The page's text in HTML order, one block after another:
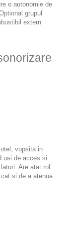
o autonomie de
grupul
extern
vopsita in
usi de acces si
Are atat rol
si de a atenua